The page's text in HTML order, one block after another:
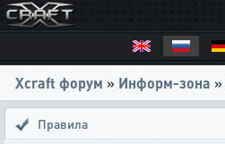
Xcraft форум » Информ-зона »
Правила